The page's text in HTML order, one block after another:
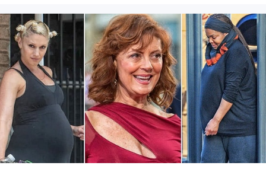
«Джеки Брауна» у знаменитого режиссера гораздо больше
хитов, чем упущений. И оглядываясь назад на его
выдающуюся карьеру, становится ясно, что с его
фильмографией может соперничать далеко не каждый.